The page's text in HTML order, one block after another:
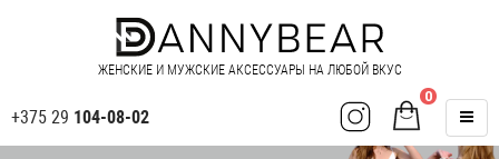
+375 29 104-08-02
ЖЕНСКИЕ И МУЖСКИЕ АКСЕССУАРЫ НА ЛЮБОЙ ВКУС
0